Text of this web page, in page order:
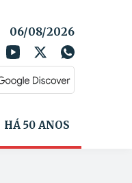
06/08/2026
HÁ 50 ANOS